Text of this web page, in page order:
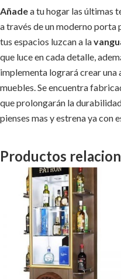
Añadea tu hogar las últimas
a través de un moderno porta
tus espacios luzcan a la
que luce en cada detalle,
implementa logrará crear una
muebles. Se encuentra
que prolongarán la
pienses mas y estrena ya con
Productos